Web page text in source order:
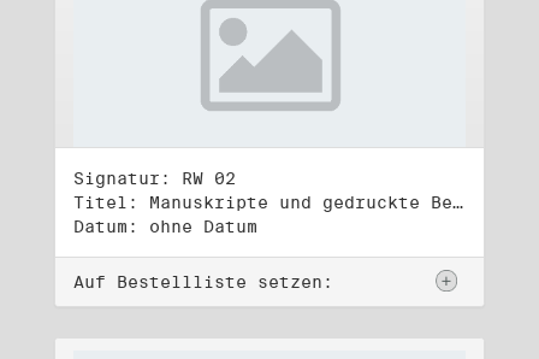
Signatur: RW 02
Titel: Manuskripte und gedruckte Belege (2)
Datum: ohne Datum
Auf Bestellliste setzen: